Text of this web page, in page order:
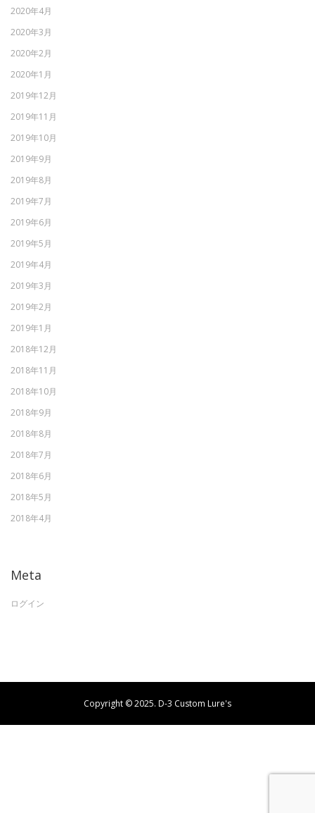
2020年4月
2020年3月
2020年2月
2020年1月
2019年12月
2019年11月
2019年10月
2019年9月
2019年8月
2019年7月
2019年6月
2019年5月
2019年4月
2019年3月
2019年2月
2019年1月
2018年12月
2018年11月
2018年10月
2018年9月
2018年8月
2018年7月
2018年6月
2018年5月
2018年4月
Meta
ログイン
Copyright © 2025. D-3 Custom Lure's